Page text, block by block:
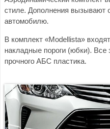
стиле. Дополнения вызывают
автомобилю.
В комплект «Modellista»
накладные пороги (юбки).
прочного АБС пластика.